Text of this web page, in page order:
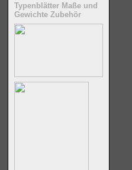
Typenblätter Maße und
Gewichte Zubehör